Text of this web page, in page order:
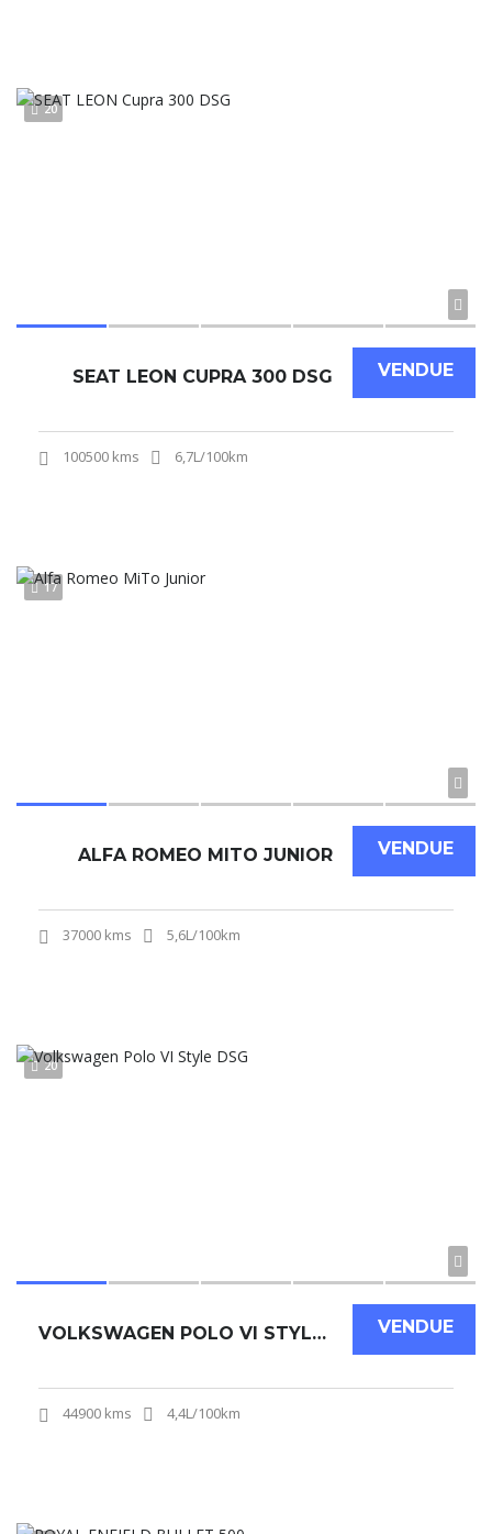
20
VENDUE
SEAT LEON CUPRA 300 DSG
100500 kms 6,7L/100km
17
VENDUE
ALFA ROMEO MITO JUNIOR
37000 kms 5,6L/100km
20
VENDUE
VOLKSWAGEN POLO VI STYLE DSG
44900 kms 4,4L/100km